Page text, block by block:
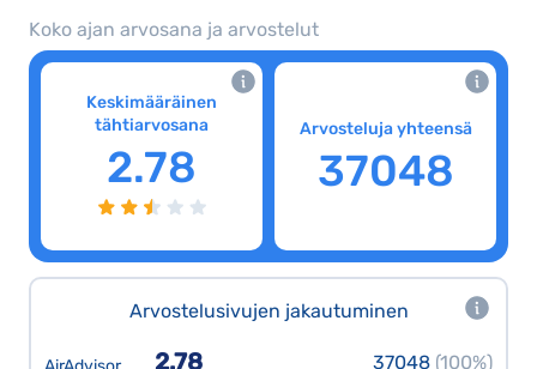
Koko ajan arvosana ja arvostelut
Keskimääräinen
tähtiarvosana
2.78
Arvosteluja yhteensä
37048
Arvostelusivujen jakautuminen
2.78 37048 (100%)